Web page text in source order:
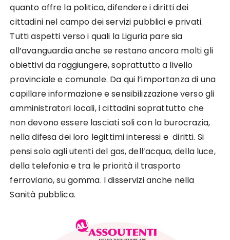
quanto offre la politica, difendere i diritti dei
cittadini nel campo dei servizi pubblici e privati.
Tutti aspetti verso i quali la Liguria pare sia
all’avanguardia anche se restano ancora molti gli
obiettivi da raggiungere, soprattutto a livello
provinciale e comunale. Da qui l’importanza di una
capillare informazione e sensibilizzazione verso gli
amministratori locali, i cittadini soprattutto che
non devono essere lasciati soli con la burocrazia,
nella difesa dei loro legittimi interessi e diritti. Si
pensi solo agli utenti del gas, dell’acqua, della luce,
della telefonia e tra le priorità il trasporto
ferroviario, su gomma. I disservizi anche nella
Sanità pubblica.